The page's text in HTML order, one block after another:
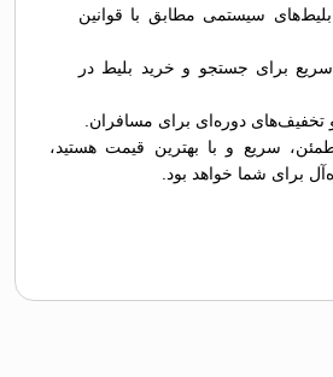
بلیط‌های سیستمی مطابق با قوانین
برای جستجو و خرید بلیط در
و تخفیف‌های دوره‌ای برای مسافران.
سریع و با بهترین قیمت هستید،
برای شما خواهد بود.